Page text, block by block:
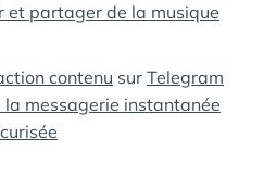
et partager de la musique
contenu sur Telegram
la messagerie instantanée